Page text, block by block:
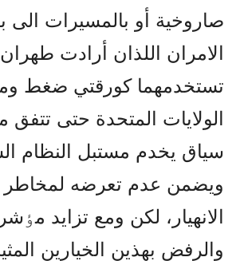
صاروخية أو بالمسيرات الى
الامران اللذان أرادت
تستخدمهما کورقتي ضغط
الولايات المتحدة حتى تتفق
سياق يخدم مستبل النظام
ويضمن عدم تعرضه لمخاطر
الانهيار، لکن ومع تزايد
والرفض بهذين الخيارين